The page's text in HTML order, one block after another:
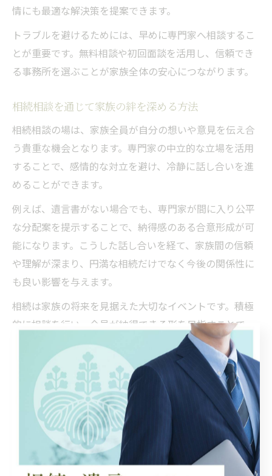
情にも最適な解決策を提案できます。
トラブルを避けるためには、早めに専門家へ相談するこ
とが重要です。無料相談や初回面談を活用し、信頼でき
る事務所を選ぶことが家族全体の安心につながります。
相続相談を通じて家族の絆を深める方法
相続相談の場は、家族全員が自分の想いや意見を伝え合
う貴重な機会となります。専門家の中立的な立場を活用
することで、感情的な対立を避け、冷静に話し合いを進
めることができます。
例えば、遺言書がない場合でも、専門家が間に入り公平
な分配案を提示することで、納得感のある合意形成が可
能になります。こうした話し合いを経て、家族間の信頼
や理解が深まり、円満な相続だけでなく今後の関係性に
も良い影響を与えます。
相続は家族の将来を見据えた大切なイベントです。積極
的に相談を行い、全員が納得できる形を目指すことで、
家族の絆をより強くすることができるでしょう。
初めてでも安心な相続支援の選び
初めての相続で押さえたい基本の流れ